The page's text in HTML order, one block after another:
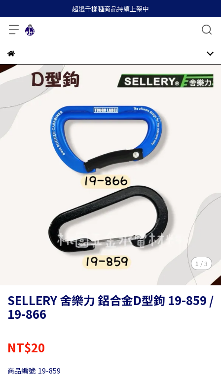
超過千樣種商品持續上架中
1 /3
SELLERY 舍樂力 鋁合金D型鉤 19-859 /
19-866
NT$20
商品編號: 19-859